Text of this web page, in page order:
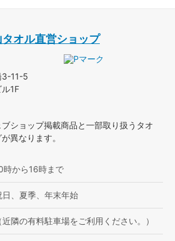
タオル直営ショップ
3-11-5
1F
ショップ掲載商品と一部取り扱うタオ
異なります。
時から16時まで
日、夏季、年末年始
近隣の有料駐車場をご利用ください。）